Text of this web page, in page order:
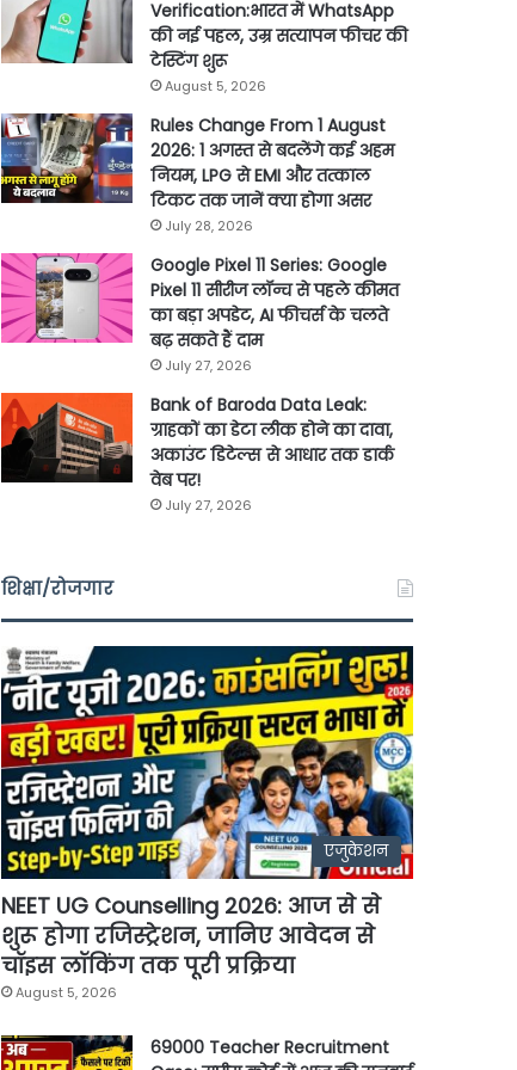
Verification:भारत में WhatsApp
की नई पहल, उम्र सत्यापन फीचर की
टेस्टिंग शुरू
August 5, 2026
Rules Change From 1 August
2026: 1 अगस्त से बदलेंगे कई अहम
नियम, LPG से EMI और तत्काल
टिकट तक जानें क्या होगा असर
July 28, 2026
Google Pixel 11 Series: Google
Pixel 11 सीरीज लॉन्च से पहले कीमत
का बड़ा अपडेट, AI फीचर्स के चलते
बढ़ सकते हैं दाम
July 27, 2026
Bank of Baroda Data Leak:
ग्राहकों का डेटा लीक होने का दावा,
अकाउंट डिटेल्स से आधार तक डार्क
वेब पर!
July 27, 2026
शिक्षा/रोजगार
एजुकेशन
NEET UG Counselling 2026: आज से से
शुरू होगा रजिस्ट्रेशन, जानिए आवेदन से
चॉइस लॉकिंग तक पूरी प्रक्रिया
August 5, 2026
69000 Teacher Recruitment